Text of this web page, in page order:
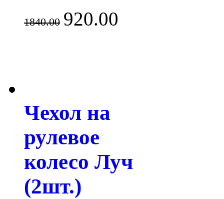
1840.00 920.00
Чехол на
рулевое
колесо Луч
(2шт.)